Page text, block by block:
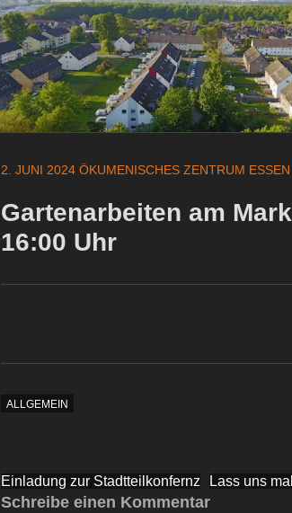
2. JUNI 2024 ÖKUMENISCHES ZENTRUM
Gartenarbeiten am
16:00 Uhr
ALLGEMEIN
Beitragsnavigation
Einladung zur Stadtteilkonfernz Lass uns
Schreibe einen Kommentar